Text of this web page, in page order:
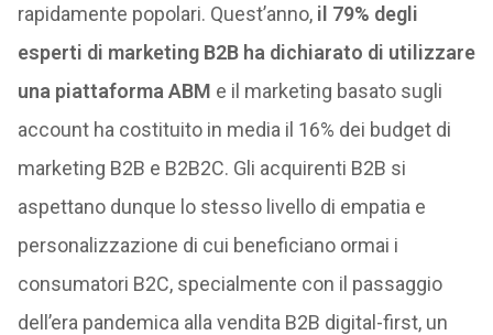
rapidamente popolari. Quest’anno,il 79% degli
esperti di marketing B2B ha dichiarato di utilizzare
una piattaforma ABM e il marketing basato sugli
account ha costituito in media il 16% dei budget di
marketing B2B e B2B2C. Gli acquirenti B2B si
aspettano dunque lo stesso livello di empatia e
personalizzazione di cui beneficiano ormai i
consumatori B2C, specialmente con il passaggio
dell’era pandemica alla vendita B2B digital-first, un